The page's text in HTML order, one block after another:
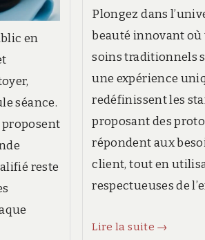
en
séance.
reste
Plongez dans
beauté innovant
soins traditionnels
une expérience
redéfinissent les
proposant des
répondent aux
client, tout en
respectueuses de
Lire la suite →